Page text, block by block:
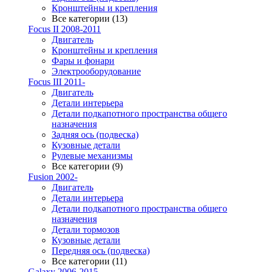
Кронштейны и крепления
Все категории (13)
Focus II 2008-2011
Двигатель
Кронштейны и крепления
Фары и фонари
Электрооборудование
Focus III 2011-
Двигатель
Детали интерьера
Детали подкапотного пространства общего
назначения
Задняя ось (подвеска)
Кузовные детали
Рулевые механизмы
Все категории (9)
Fusion 2002-
Двигатель
Детали интерьера
Детали подкапотного пространства общего
назначения
Детали тормозов
Кузовные детали
Передняя ось (подвеска)
Все категории (11)